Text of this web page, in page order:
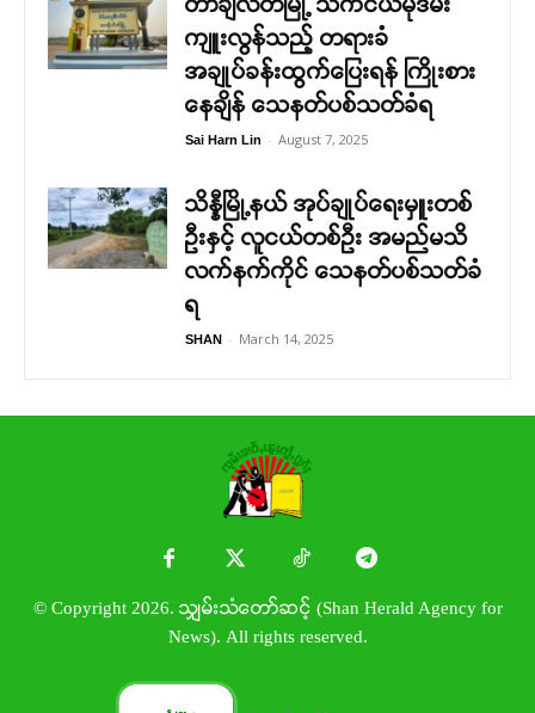
ကျူးလွန်သည့် တရားခံ
အချုပ်ခန်းထွက်ပြေးရန် ကြိုးစား
နေချိန် သေနတ်ပစ်သတ်ခံရ
Sai Harn Lin - August 7, 2025
သိန္နီမြို့နယ် အုပ်ချုပ်ရေးမှူးတစ်
ဦးနှင့် လူငယ်တစ်ဦး အမည်မသိ
လက်နက်ကိုင် သေနတ်ပစ်သတ်ခံ
ရ
SHAN - March 14, 2025
© Copyright 2026. သျှမ်းသံတော်ဆင့် (Shan Herald Agency for
News). All rights reserved.